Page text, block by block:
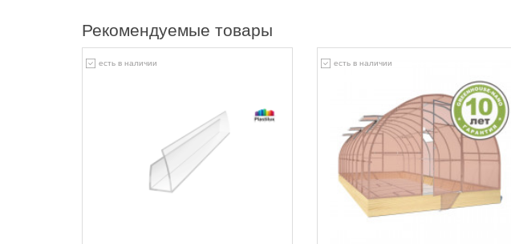
Рекомендуемые товары
есть в наличии есть в наличии